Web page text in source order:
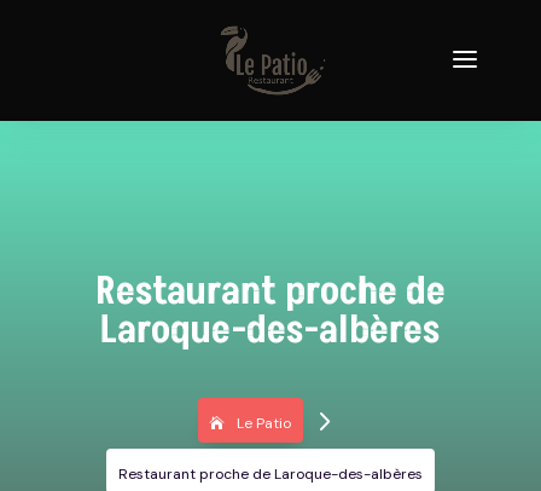
Restaurant proche de
Laroque-des-albères
Le Patio 5
Restaurant proche de Laroque-des-albères